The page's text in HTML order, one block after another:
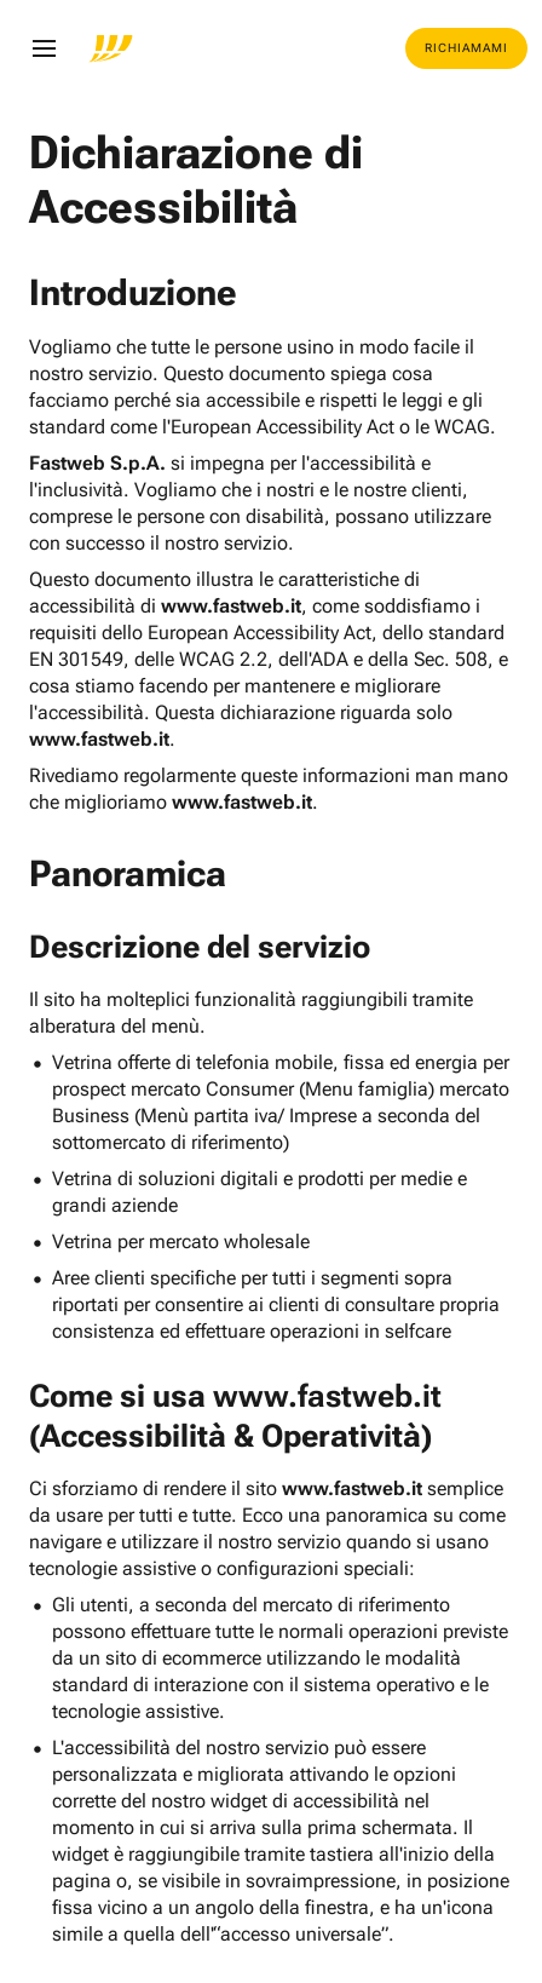
RICHIAMAMI
Dichiarazione di
Accessibilità
Introduzione
Vogliamo che tutte le persone usino in modo facile il
nostro servizio. Questo documento spiega cosa
facciamo perché sia accessibile e rispetti le leggi e gli
standard come l'European Accessibility Act o le WCAG.
Fastweb S.p.A. si impegna per l'accessibilità e
l'inclusività. Vogliamo che i nostri e le nostre clienti,
comprese le persone con disabilità, possano utilizzare
con successo il nostro servizio.
Questo documento illustra le caratteristiche di
accessibilità di www.fastweb.it, come soddisfiamo i
requisiti dello European Accessibility Act, dello standard
EN 301549, delle WCAG 2.2, dell'ADA e della Sec. 508, e
cosa stiamo facendo per mantenere e migliorare
l'accessibilità. Questa dichiarazione riguarda solo
www.fastweb.it.
Rivediamo regolarmente queste informazioni man mano
che miglioriamo www.fastweb.it.
Panoramica
Descrizione del servizio
Il sito ha molteplici funzionalità raggiungibili tramite
alberatura del menù.
Vetrina offerte di telefonia mobile, fissa ed energia per
prospect mercato Consumer (Menu famiglia) mercato
Business (Menù partita iva/ Imprese a seconda del
sottomercato di riferimento)
Vetrina di soluzioni digitali e prodotti per medie e
grandi aziende
Vetrina per mercato wholesale
Aree clienti specifiche per tutti i segmenti sopra
riportati per consentire ai clienti di consultare propria
consistenza ed effettuare operazioni in selfcare
Come si usa www.fastweb.it
(Accessibilità & Operatività)
Ci sforziamo di rendere il sito www.fastweb.it semplice
da usare per tutti e tutte. Ecco una panoramica su come
navigare e utilizzare il nostro servizio quando si usano
tecnologie assistive o configurazioni speciali:
Gli utenti, a seconda del mercato di riferimento
possono effettuare tutte le normali operazioni previste
da un sito di ecommerce utilizzando le modalità
standard di interazione con il sistema operativo e le
tecnologie assistive.
L'accessibilità del nostro servizio può essere
personalizzata e migliorata attivando le opzioni
corrette del nostro widget di accessibilità nel
momento in cui si arriva sulla prima schermata. Il
widget è raggiungibile tramite tastiera all'inizio della
pagina o, se visibile in sovraimpressione, in posizione
fissa vicino a un angolo della finestra, e ha un'icona
simile a quella dell'“accesso universale”.